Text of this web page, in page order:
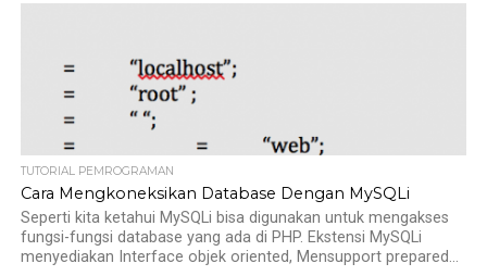
TUTORIAL PEMROGRAMAN
Cara Mengkoneksikan Database Dengan MySQLi
Seperti kita ketahui MySQLi bisa digunakan untuk mengakses
fungsi-fungsi database yang ada di PHP. Ekstensi MySQLi
menyediakan Interface objek oriented, Mensupport prepared...